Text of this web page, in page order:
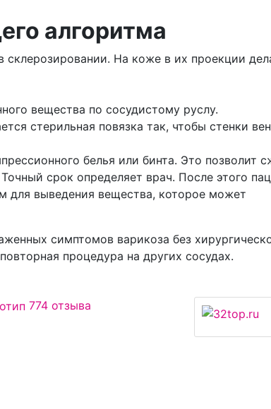
алгоритма
склерозировании. На коже в их проекции
вещества по сосудистому руслу.
стерильная повязка так, чтобы стенки
белья или бинта. Это позволит
срок определяет врач. После этого
для выведения вещества, которое может
симптомов варикоза без
процедура на других сосудах.
774 отзыва